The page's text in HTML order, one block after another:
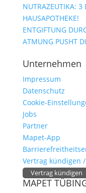
NUTRAZEUTIKA: 3
HAUSAPOTHEKE!
ENTGIFTUNG
ATMUNG PUSHT
Unternehmen
Impressum
Datenschutz
Cookie-
Jobs
Partner
Mapet-App
Vertrag kündigen
Vertrag kündigen
MAPET